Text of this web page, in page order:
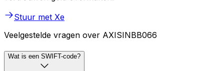
Stuur met Xe
Veelgestelde vragen over AXISINBB066
Wat is een SWIFT-code?